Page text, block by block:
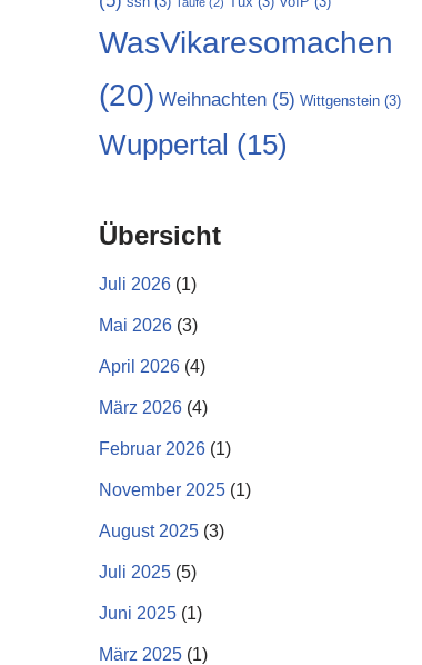
WasVikaresomachen
(20) Weihnachten (5) Wittgenstein (3)
Wuppertal (15)
Übersicht
Juli 2026 (1)
Mai 2026 (3)
April 2026 (4)
März 2026 (4)
Februar 2026 (1)
November 2025 (1)
August 2025 (3)
Juli 2025 (5)
Juni 2025 (1)
März 2025 (1)